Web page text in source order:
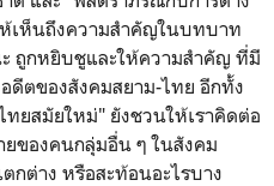
เห็นถึงความสำคัญในบทบาท
ถูกหยิบชูและให้ความสำคัญ ที่มี
ดีตของสังคมสยาม-ไทย อีกทั้ง
ยสมัยใหม่" ยังชวนให้เราคิดต่อ
ยของคนกลุ่มอื่น ๆ ในสังคม
กต่าง หรือสะท้อนอะไรบาง